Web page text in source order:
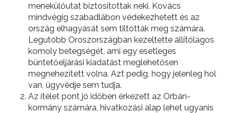
menekülőutat biztosítottak neki. Kovács
mindvégig szabadlábon védekezhetett és az
ország elhagyását sem tiltották meg számára.
Legutóbb Oroszországban kezeltette állítólagos
komoly betegségét, ami egy esetleges
büntetőeljárási kiadatást meglehetősen
megnehezített volna. Azt pedig, hogy jelenleg hol
van, ügyvédje sem tudja.
Az ítélet pont jó időben érkezett az Orbán-
kormány számára, hivatkozási alap lehet ugyanis